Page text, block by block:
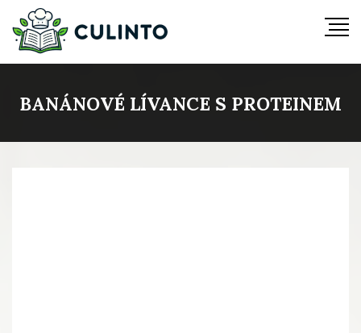
BANÁNOVÉ LÍVANCE S PROTEINEM